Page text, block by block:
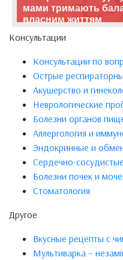
мами тримають
власним життям
Консультации
Консультации по
Острые
Акушерство и
Неврологические
Болезни органов
Аллергология и
Эндокринные и
Сердечно-
Болезни почек и
Стоматология
Другое
Вкусные рецепты с
Мультиварка –